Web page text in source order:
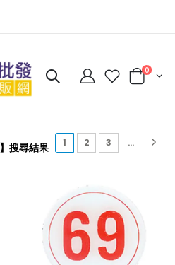
0
】搜尋結果 1(current)
2 3 ...